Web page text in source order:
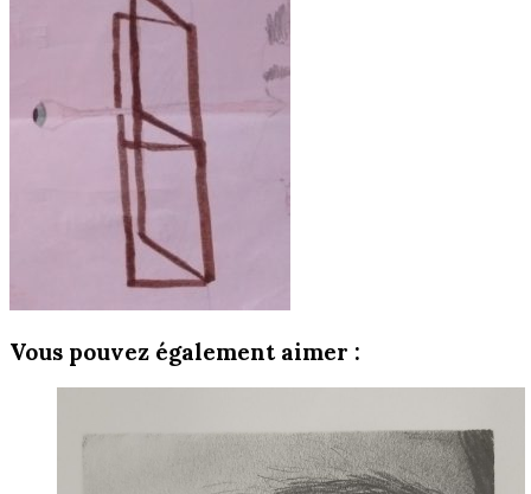
Vous pouvez également aimer :